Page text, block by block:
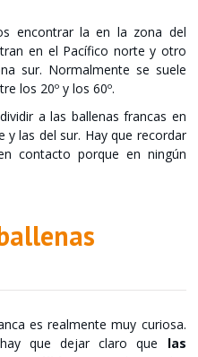
encontrar la en la zona del
en el Pacífico norte y otro
sur. Normalmente se suele
los 20º y los 60º.
a las ballenas francas en
y las del sur. Hay que recordar
contacto porque en ningún
es realmente muy curiosa.
que dejar claro que las